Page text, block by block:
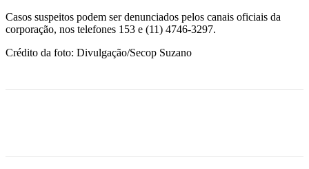
Casos suspeitos podem ser denunciados pelos canais oficiais da
corporação, nos telefones 153 e (11) 4746-3297.
Crédito da foto: Divulgação/Secop Suzano